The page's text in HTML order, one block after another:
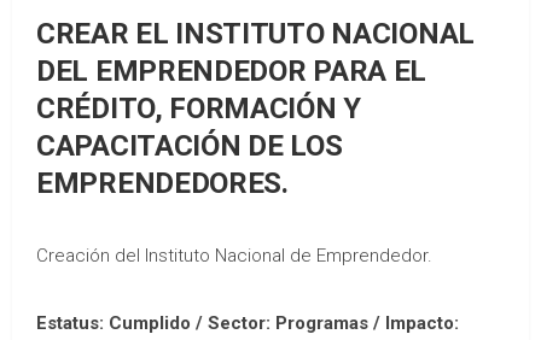
CREAR EL INSTITUTO NACIONAL
DEL EMPRENDEDOR PARA EL
CRÉDITO, FORMACIÓN Y
CAPACITACIÓN DE LOS
EMPRENDEDORES.
Creación del Instituto Nacional de Emprendedor.
Estatus: Cumplido / Sector: Programas / Impacto: